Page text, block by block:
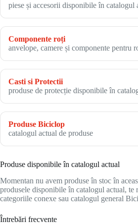
piese și accesorii disponibile în catalogul
Componente roți
anvelope, camere și componente pentru
Casti si Protectii
produse de protecție disponibile în
Produse Biciclop
catalogul actual de produse
Produse disponibile în catalogul actual
Momentan nu avem produse în stoc în
produsele disponibile în catalogul actual, te
categoriile conexe sau catalogul general
Întrebări frecvente